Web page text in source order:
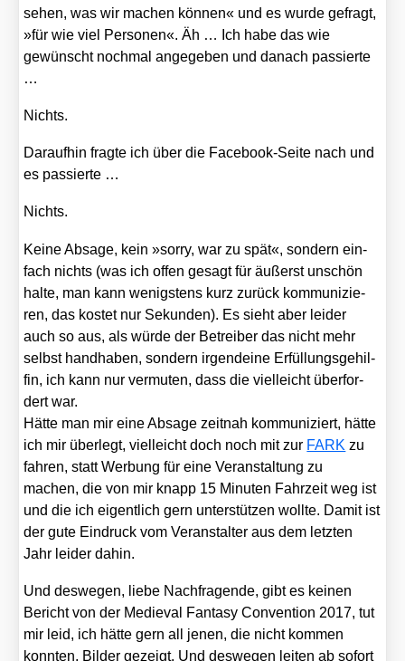
sehen, was wir machen kön­nen« und es wur­de gefragt,
»für wie viel Per­so­nen«. Äh … Ich habe das wie
gewünscht noch­mal ange­ge­ben und danach pas­sier­te
…
Nichts.
Dar­auf­hin frag­te ich über die Face­book-Sei­te nach und
es pas­sier­te …
Nichts.
Kei­ne Absa­ge, kein »sor­ry, war zu spät«, son­dern ein­
fach nichts (was ich offen gesagt für äußerst unschön
hal­te, man kann wenigs­tens kurz zurück kom­mu­ni­zie­
ren, das kos­tet nur Sekun­den). Es sieht aber lei­der
auch so aus, als wür­de der Betrei­ber das nicht mehr
selbst hand­ha­ben, son­dern irgend­ei­ne Erfül­lungs­ge­hil­
fin, ich kann nur ver­mu­ten, dass die viel­leicht über­for­
dert war.
Hät­te man mir eine Absa­ge zeit­nah kom­mu­ni­ziert, hät­te
ich mir über­legt, viel­leicht doch noch mit zur FARK zu
fah­ren, statt Wer­bung für eine Ver­an­stal­tung zu
machen, die von mir knapp 15 Minu­ten Fahr­zeit weg ist
und die ich eigent­lich gern unter­stüt­zen woll­te. Damit ist
der gute Ein­druck vom Ver­an­stal­ter aus dem letz­ten
Jahr lei­der dahin.
Und des­we­gen, lie­be Nach­fra­gen­de, gibt es kei­nen
Bericht von der Medieval Fan­ta­sy Con­ven­ti­on 2017, tut
mir leid, ich hät­te gern all jenen, die nicht kom­men
konn­ten, Bil­der gezeigt. Und des­we­gen lei­ten ab sofort